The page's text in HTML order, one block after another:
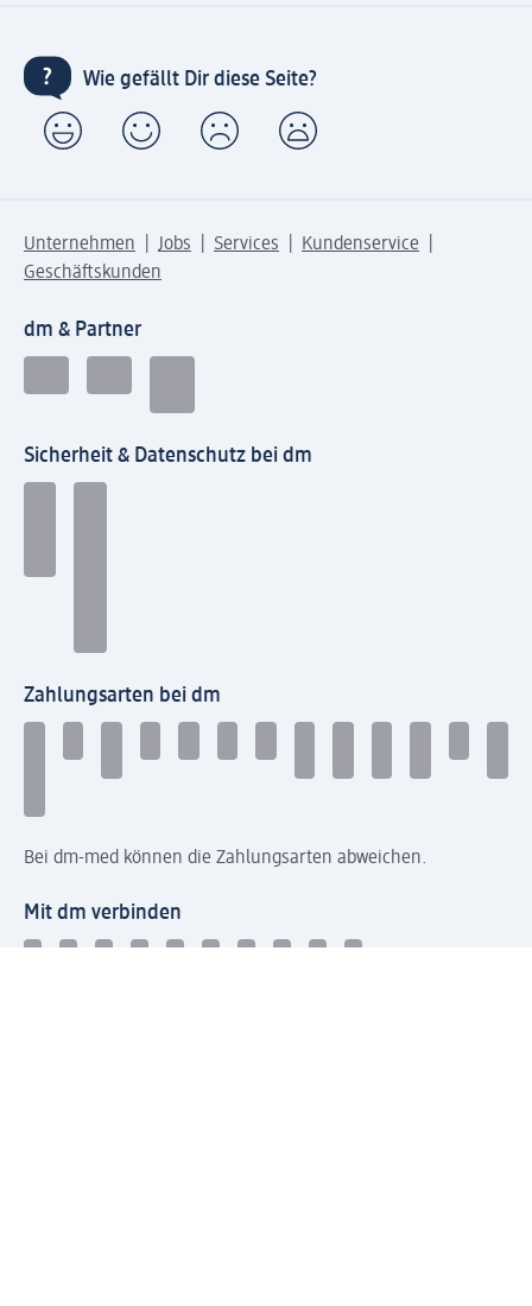
Wie gefällt Dir diese Seite?
Unternehmen Jobs Services
Kundenservice
Geschäftskunden
dm & Partner
Sicherheit & Datenschutz bei dm
Zahlungsarten bei dm
Bei dm-med können die Zahlungsarten abweichen.
Mit dm verbinden